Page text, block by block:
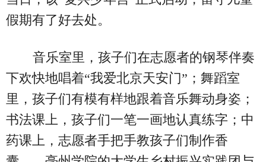
假期有了好去处。
音乐室里，孩子们在志愿者的钢琴伴奏
下欢快地唱着“我爱北京天安门”；舞蹈室
里，孩子们有模有样地跟着音乐舞动身姿；
书法课上，孩子们一笔一画地认真练字；中
药课上，志愿者手把手教孩子们制作香